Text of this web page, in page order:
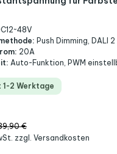
Push Dimming, DALI 2
20A
Auto-Funktion, PWM
2 Werktage
Preis:
€
zzgl. Versandkosten